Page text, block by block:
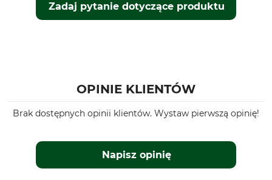
Zadaj pytanie dotyczące produktu
OPINIE KLIENTÓW
Brak dostępnych opinii klientów. Wystaw pierwszą opinię!
Napisz opinię